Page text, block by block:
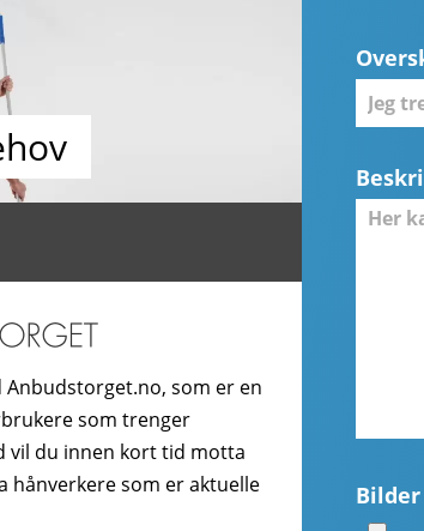
som er en
som trenger
vil du innen kort tid motta
hånverkere som er aktuelle